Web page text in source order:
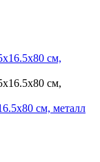
см, металл